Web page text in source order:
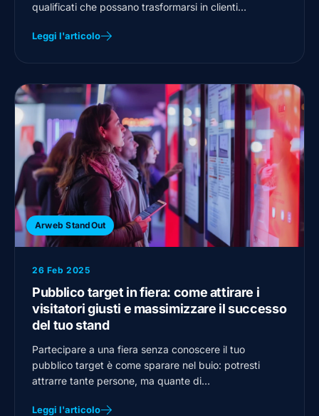
qualificati che possano trasformarsi in clienti…
Leggi l'articolo
Arweb StandOut
26 Feb 2025
Pubblico target in fiera: come attirare i
visitatori giusti e massimizzare il successo
del tuo stand
Partecipare a una fiera senza conoscere il tuo
pubblico target è come sparare nel buio: potresti
attrarre tante persone, ma quante di…
Leggi l'articolo